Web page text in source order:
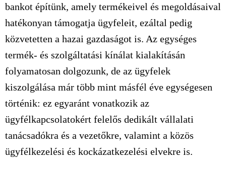
bankot építünk, amely termékeivel és megoldásaival
hatékonyan támogatja ügyfeleit, ezáltal pedig
közvetetten a hazai gazdaságot is. Az egységes
termék- és szolgáltatási kínálat kialakításán
folyamatosan dolgozunk, de az ügyfelek
kiszolgálása már több mint másfél éve egységesen
történik: ez egyaránt vonatkozik az
ügyfélkapcsolatokért felelős dedikált vállalati
tanácsadókra és a vezetőkre, valamint a közös
ügyfélkezelési és kockázatkezelési elvekre is.